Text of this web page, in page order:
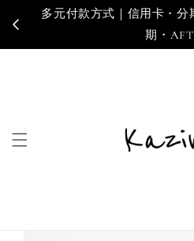
多元付款方式｜信用卡・
期・